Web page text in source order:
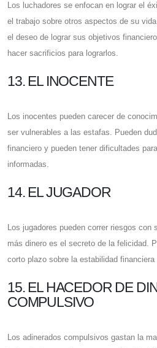
Los luchadores se enfocan en lograr el
el trabajo sobre otros aspectos de su
el deseo de lograr sus objetivos
hacer sacrificios para lograrlos.
13. EL INOCENTE
Los inocentes pueden carecer de
ser vulnerables a las estafas. Pueden
financiero y pueden tener dificultades
informadas.
14. EL JUGADOR
Los jugadores pueden correr riesgos con
más dinero es el secreto de la felicidad.
corto plazo sobre la estabilidad financiera
15. EL HACEDOR DE
COMPULSIVO
Los adinerados compulsivos gastan la